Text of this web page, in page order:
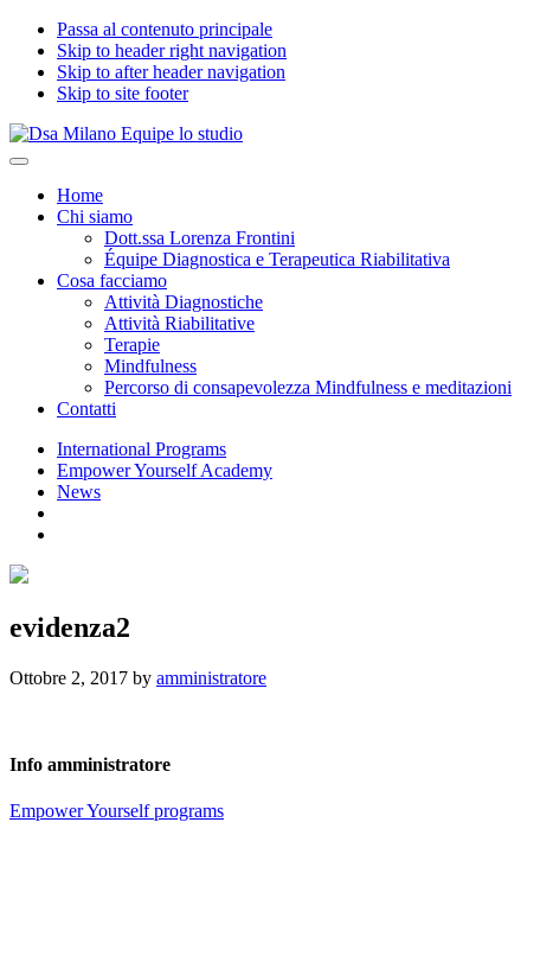
Passa al contenuto principale
Skip to header right navigation
Skip to after header navigation
Skip to site footer
Dsa
Equipe
Specialisti
benessere
psicologico
evolutiva
Menu
Home
Chi siamo
Dott.ssa Lorenza Frontini
Équipe Diagnostica e Terapeutica Riabilitativa
Cosa facciamo
Attività Diagnostiche
Attività Riabilitative
Terapie
Mindfulness
Percorso di consapevolezza Mindfulness e meditazioni
Contatti
International Programs
Empower Yourself Academy
News
evidenza2
Ottobre 2, 2017 by amministratore
Info amministratore
Post
Empower Yourself programs